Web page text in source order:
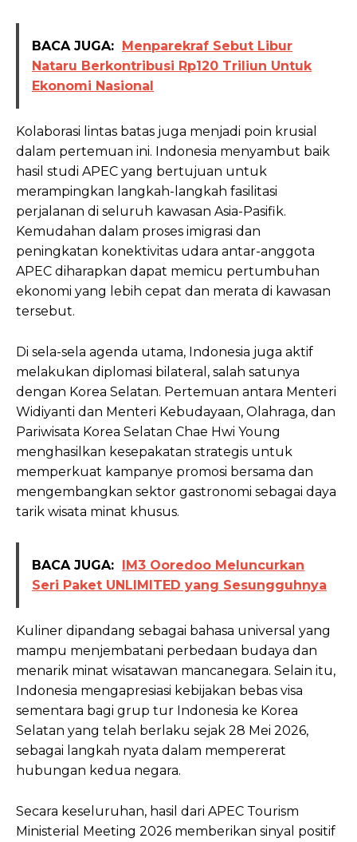
BACA JUGA: Menparekraf Sebut Libur
Nataru Berkontribusi Rp120 Triliun Untuk
Ekonomi Nasional
Kolaborasi lintas batas juga menjadi poin krusial
dalam pertemuan ini. Indonesia menyambut baik
hasil studi APEC yang bertujuan untuk
merampingkan langkah-langkah fasilitasi
perjalanan di seluruh kawasan Asia-Pasifik.
Kemudahan dalam proses imigrasi dan
peningkatan konektivitas udara antar-anggota
APEC diharapkan dapat memicu pertumbuhan
ekonomi yang lebih cepat dan merata di kawasan
tersebut.
Di sela-sela agenda utama, Indonesia juga aktif
melakukan diplomasi bilateral, salah satunya
dengan Korea Selatan. Pertemuan antara Menteri
Widiyanti dan Menteri Kebudayaan, Olahraga, dan
Pariwisata Korea Selatan Chae Hwi Young
menghasilkan kesepakatan strategis untuk
memperkuat kampanye promosi bersama dan
mengembangkan sektor gastronomi sebagai daya
tarik wisata minat khusus.
BACA JUGA: IM3 Ooredoo Meluncurkan
Seri Paket UNLIMITED yang Sesungguhnya
Kuliner dipandang sebagai bahasa universal yang
mampu menjembatani perbedaan budaya dan
menarik minat wisatawan mancanegara. Selain itu,
Indonesia mengapresiasi kebijakan bebas visa
sementara bagi grup tur Indonesia ke Korea
Selatan yang telah berlaku sejak 28 Mei 2026,
sebagai langkah nyata dalam mempererat
hubungan kedua negara.
Secara keseluruhan, hasil dari APEC Tourism
Ministerial Meeting 2026 memberikan sinyal positif